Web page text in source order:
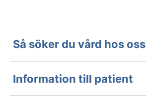
Så söker du vård hos oss
Information till patient